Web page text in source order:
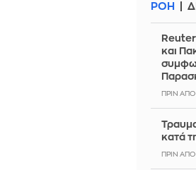
ΡΟΗ
και
ΠΡΙΝ
κατά
ΠΡΙΝ